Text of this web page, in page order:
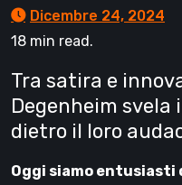
Dicembre 24, 2024
18 min read.
Tra satira e
Degenheim svela
dietro il loro
Oggi siamo entusiasti